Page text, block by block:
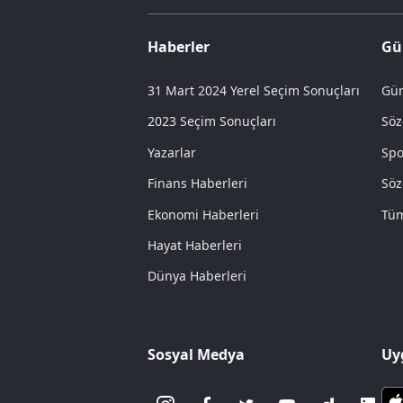
Haberler
31 Mart 2024 Yerel Seçim Sonuçları
2023 Seçim Sonuçları
Yazarlar
Finans Haberleri
Ekonomi Haberleri
Hayat Haberleri
Dünya Haberleri
Sosyal Medya